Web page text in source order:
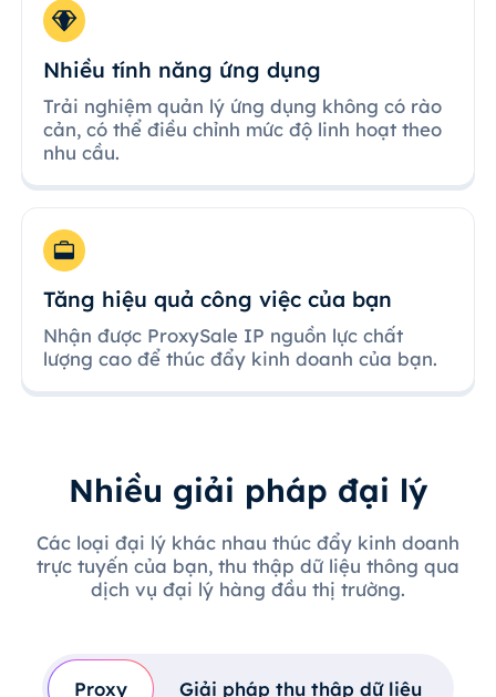
Nhiều tính năng ứng dụng
Trải nghiệm quản lý ứng dụng không có rào
cản, có thể điều chỉnh mức độ linh hoạt theo
nhu cầu.
Tăng hiệu quả công việc của bạn
Nhận được ProxySale IP nguồn lực chất
lượng cao để thúc đẩy kinh doanh của bạn.
Nhiều giải pháp đại lý
Các loại đại lý khác nhau thúc đẩy kinh doanh
trực tuyến của bạn, thu thập dữ liệu thông qua
dịch vụ đại lý hàng đầu thị trường.
Proxy Giải pháp thu thập dữ liệu